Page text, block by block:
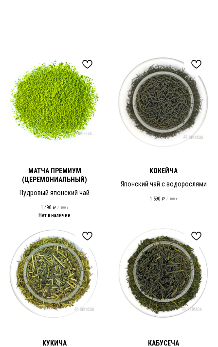
МАТЧА ПРЕМИУМ
(ЦЕРЕМОНИАЛЬНЫЙ)
Пудровый японский чай
1 490 ₽ / 100 г
Нет в наличии
КОКЕЙЧА
Японский чай с водорослями
1 590 ₽ / 100 г
КУКИЧА
КАБУСЕЧА